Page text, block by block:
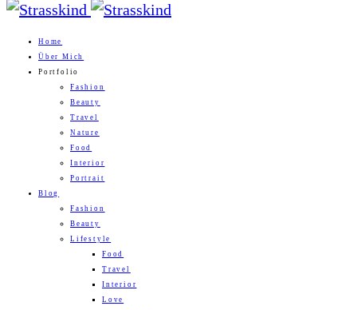
Home
Über Mich
Portfolio
Fashion
Beauty
Travel
Nature
Food
Interior
Portrait
Blog
Fashion
Beauty
Lifestyle
Food
Travel
Interior
Love